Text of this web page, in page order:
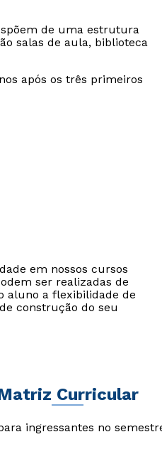
de uma estrutura
salas de aula, biblioteca
após os três primeiros
em nossos cursos
ser realizadas de
aluno a flexibilidade de
construção do seu
Curricular
ingressantes no